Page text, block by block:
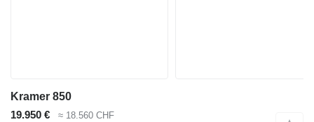
Kramer 850
19.950 €
≈ 18.560 CHF